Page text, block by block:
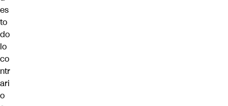
es
to
do
lo
co
ntr
ari
o